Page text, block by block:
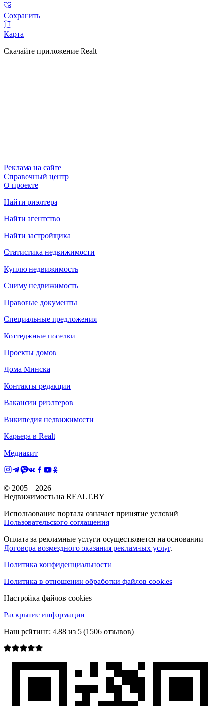
Сохранить
Карта
Скачайте приложение Realt
Реклама на сайте
Справочный центр
О проекте
Найти риэлтера
Найти агентство
Найти застройщика
Статистика недвижимости
Куплю недвижимость
Сниму недвижимость
Правовые документы
Специальные предложения
Коттеджные поселки
Проекты домов
Дома Минска
Контакты редакции
Вакансии риэлтеров
Википедия недвижимости
Карьера в Realt
Медиакит
© 2005 – 2026
Недвижимость на REALT.BY
Использование портала означает принятие условий
Пользовательского соглашения.
Оплата за рекламные услуги осуществляется на основании
Договора возмездного оказания рекламных услуг.
Политика конфиденциальности
Политика в отношении обработки файлов cookies
Настройка файлов cookies
Раскрытие информации
Наш рейтинг: 4.88 из 5 (1506 отзывов)